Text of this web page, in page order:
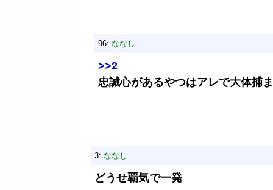
96: ななし
>>2
忠誠心があるやつはアレで大体捕
3: ななし
どうせ覇気で一発